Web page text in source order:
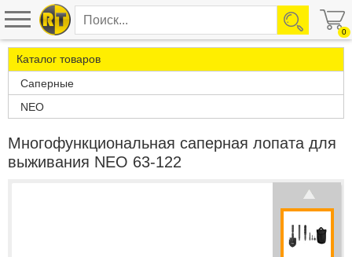
0
Каталог товаров
Саперные
NEO
Многофункциональная саперная лопата для
выживания NEO 63-122